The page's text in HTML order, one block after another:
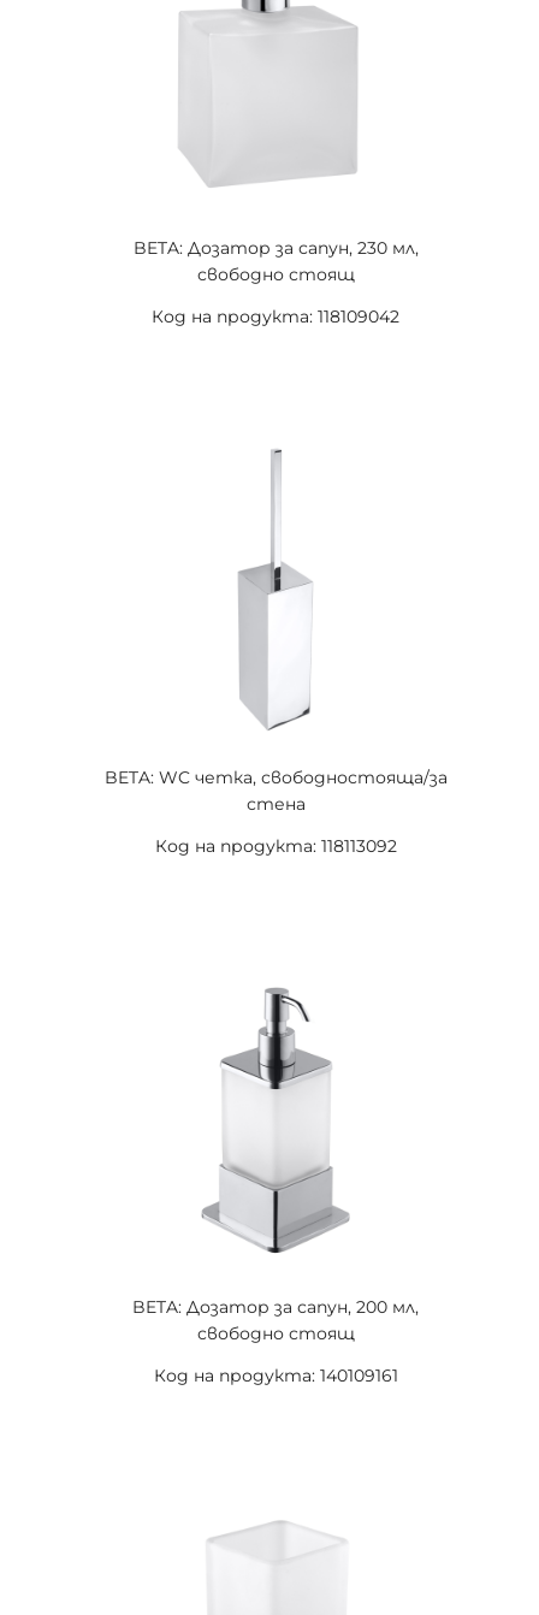
BETA: Дозатор за сапун, 230 мл,
свободно стоящ
Код на продукта: 118109042
BETA: WC четка, свободностояща/за
стена
Код на продукта: 118113092
BETA: Дозатор за сапун, 200 мл,
свободно стоящ
Код на продукта: 140109161